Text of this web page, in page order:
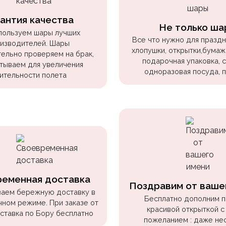
качества
шары лучших
Шары
проверяем на брак,
для увеличения
полета
Не только
Все что нужно для
хлопушки,
подарочная упаковка,
одноразовая посуда,
доставка
бережную доставку в
режиме. При заказе от
по Бору бесплатно
Поздравим от
Бесплатно дополним
красивой открыткой
пожеланием : даже